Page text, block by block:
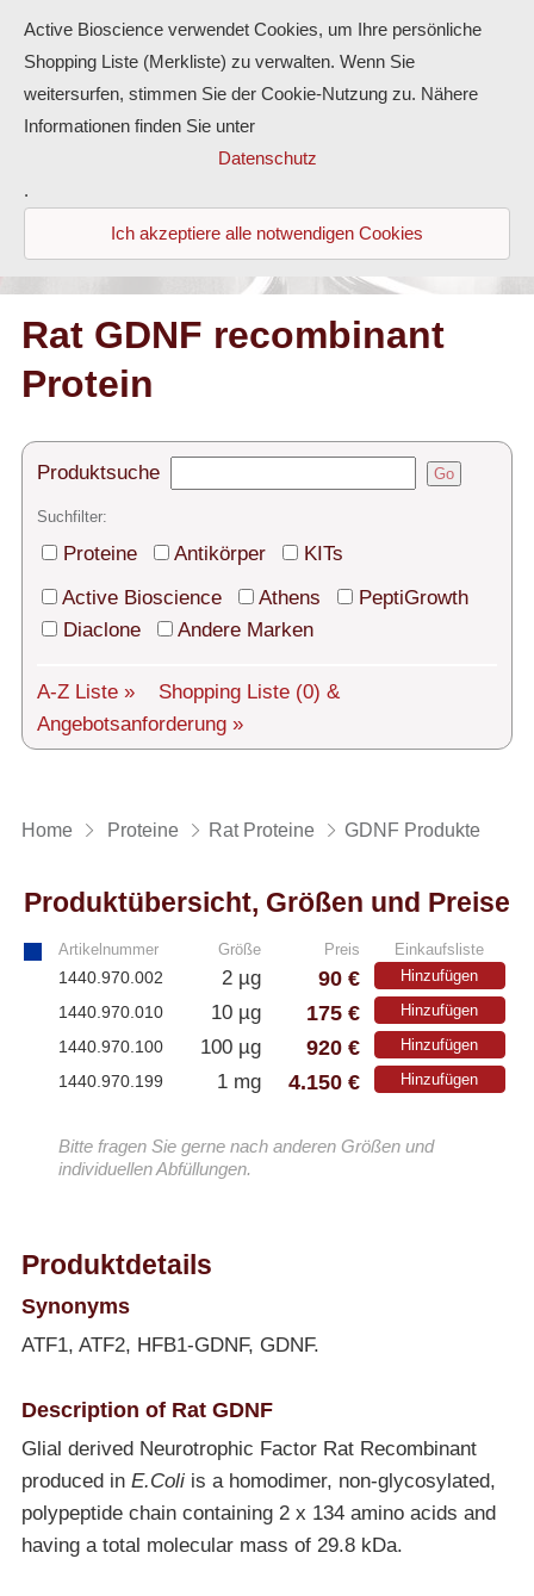
Antikörper
ELISA-Kits
Diaclone Produkte
Home
Kontakt
Versand
Über uns
Service
AGBs
Rat GDNF recombinant
Protein
Produktsuche Go
Suchfilter:
Proteine Antikörper
KITs
Active Bioscience
Athens
PeptiGrowth
Diaclone
Andere Marken
A-Z Liste » Shopping Liste (0) &
Angebotsanforderung »
Home Proteine Rat Proteine GDNF Produkte
Produktübersicht, Größen und Preise
Artikelnummer Größe Preis Einkaufsliste
1440.970.002 2 µg 90 € Hinzufügen
1440.970.010 10 µg 175 € Hinzufügen
1440.970.100 100 µg 920 € Hinzufügen
1440.970.199 1 mg 4.150 € Hinzufügen
Bitte fragen Sie gerne nach anderen Größen und
individuellen Abfüllungen.
Produktdetails
Synonyms
ATF1, ATF2, HFB1-GDNF, GDNF.
Description of Rat GDNF
Glial derived Neurotrophic Factor Rat Recombinant
produced in E.Coliis a homodimer, non-glycosylated,
polypeptide chain containing 2 x 134 amino acids and
having a total molecular mass of 29.8 kDa.
Active Bioscience verwendet Cookies, um Ihre persönliche
Shopping Liste (Merkliste) zu verwalten. Wenn Sie
weitersurfen, stimmen Sie der Cookie-Nutzung zu. Nähere
Informationen finden Sie unter
Datenschutz
.
Ich akzeptiere alle notwendigen Cookies